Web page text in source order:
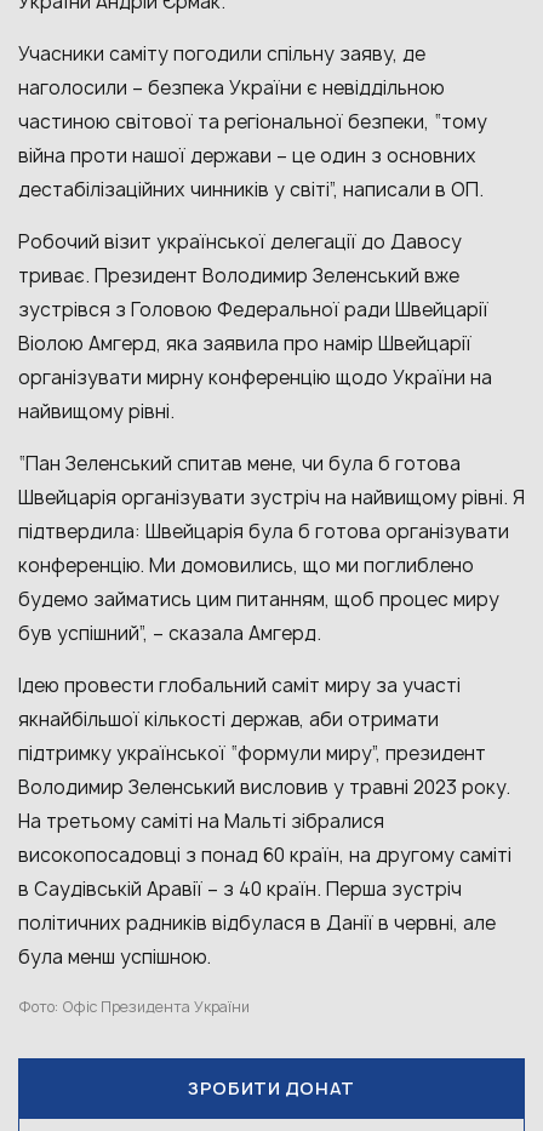
Учасники саміту погодили спільну заяву, де
наголосили – безпека України є невіддільною
частиною світової та регіональної безпеки, “тому
війна проти нашої держави – це один з основних
дестабілізаційних чинників у світі”, написали в ОП.
Робочий візит української делегації до Давосу
триває. Президент Володимир Зеленський вже
зустрівся з Головою Федеральної ради Швейцарії
Віолою Амгерд, яка заявила про намір Швейцарії
організувати мирну конференцію щодо України на
найвищому рівні.
“Пан Зеленський спитав мене, чи була б готова
Швейцарія організувати зустріч на найвищому рівні. Я
підтвердила: Швейцарія була б готова організувати
конференцію. Ми домовились, що ми поглиблено
будемо займатись цим питанням, щоб процес миру
був успішний”, – сказала Амгерд.
Ідею провести глобальний саміт миру за участі
якнайбільшої кількості держав, аби отримати
підтримку української “формули миру”, президент
Володимир Зеленський висловив у травні 2023 року.
На третьому саміті на Мальті зібралися
високопосадовці з понад 60 країн, на другому саміті
в Саудівській Аравії – з 40 країн. Перша зустріч
політичних радників відбулася в Данії в червні, але
була менш успішною.
Фото: Офіс Президента України
ЗРОБИТИ ДОНАТ